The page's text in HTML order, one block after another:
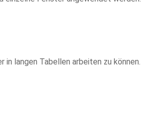
langen Tabellen arbeiten zu können.